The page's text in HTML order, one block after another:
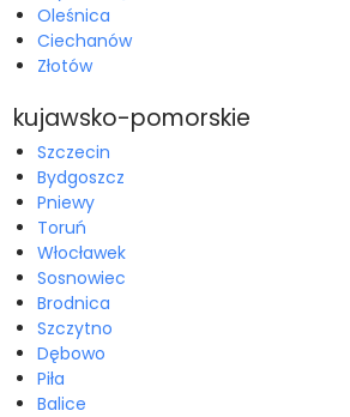
Oleśnica
Ciechanów
Złotów
kujawsko-pomorskie
Szczecin
Bydgoszcz
Pniewy
Toruń
Włocławek
Sosnowiec
Brodnica
Szczytno
Dębowo
Piła
Balice